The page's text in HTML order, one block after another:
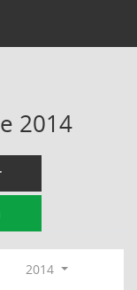
2014
2014